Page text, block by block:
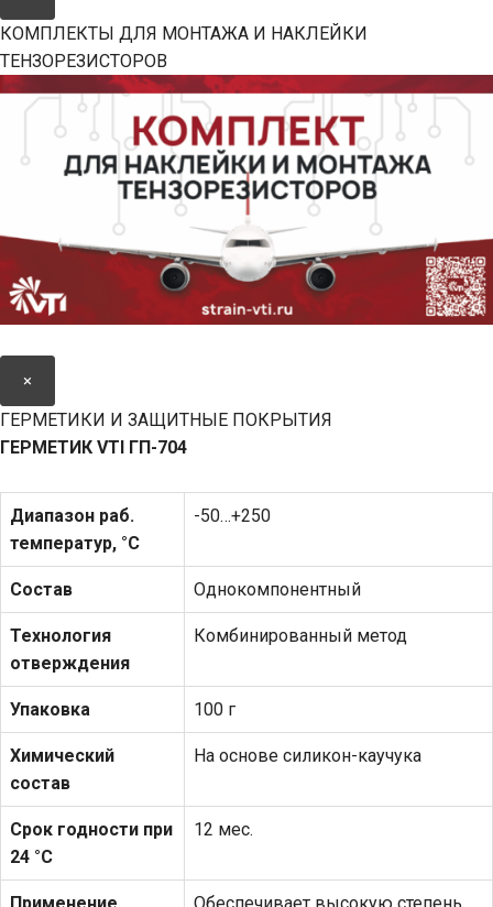
КОМПЛЕКТЫ ДЛЯ МОНТАЖА И НАКЛЕЙКИ
ТЕНЗОРЕЗИСТОРОВ
×
ГЕРМЕТИКИ И ЗАЩИТНЫЕ ПОКРЫТИЯ
ГЕРМЕТИК VTI ГП-704
Диапазон раб.
температур, °С
-50…+250
Состав Однокомпонентный
Технология
отверждения
Комбинированный метод
Упаковка 100 г
Химический
состав
На основе силикон-каучука
Срок годности при
24 °С
12 мес.